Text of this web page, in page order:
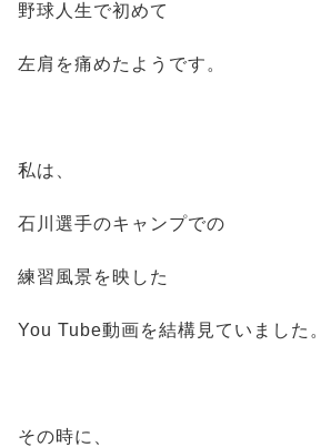
野球人生で初めて
左肩を痛めたようです。
私は、
石川選手のキャンプでの
練習風景を映した
You Tube動画を結構見ていました。
その時に、